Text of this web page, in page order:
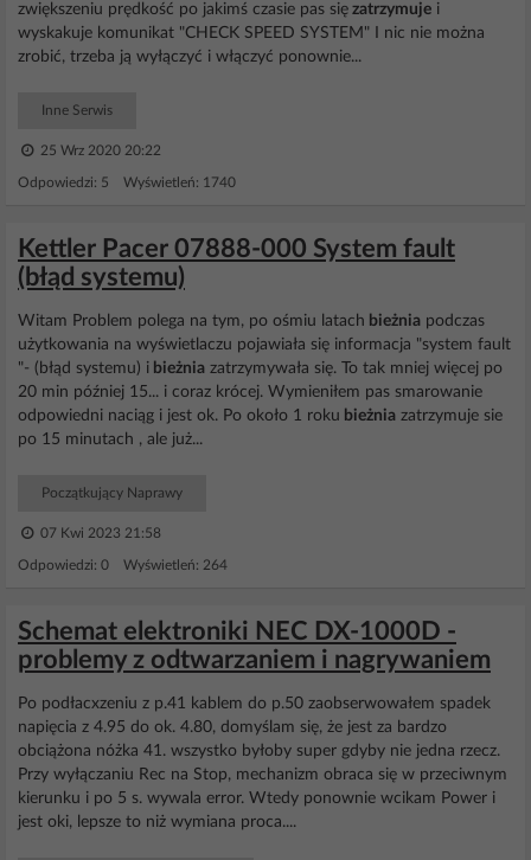
zwiększeniu prędkość po jakimś czasie pas się zatrzymuje i
wyskakuje komunikat "CHECK SPEED SYSTEM" I nic nie można
zrobić, trzeba ją wyłączyć i włączyć ponownie...
Inne Serwis
25 Wrz 2020 20:22
Odpowiedzi: 5 Wyświetleń: 1740
Kettler Pacer 07888-000 System fault
(błąd systemu)
Witam Problem polega na tym, po ośmiu latach bieżnia podczas
użytkowania na wyświetlaczu pojawiała się informacja "system fault
"- (błąd systemu) i bieżnia zatrzymywała się. To tak mniej więcej po
20 min później 15... i coraz krócej. Wymieniłem pas smarowanie
odpowiedni naciąg i jest ok. Po około 1 roku bieżnia zatrzymuje sie
po 15 minutach , ale już...
Początkujący Naprawy
07 Kwi 2023 21:58
Odpowiedzi: 0 Wyświetleń: 264
Schemat elektroniki NEC DX-1000D -
problemy z odtwarzaniem i nagrywaniem
Po podłacxzeniu z p.41 kablem do p.50 zaobserwowałem spadek
napięcia z 4.95 do ok. 4.80, domyślam się, że jest za bardzo
obciążona nóżka 41. wszystko byłoby super gdyby nie jedna rzecz.
Przy wyłączaniu Rec na Stop, mechanizm obraca się w przeciwnym
kierunku i po 5 s. wywala error. Wtedy ponownie wcikam Power i
jest oki, lepsze to niż wymiana proca....